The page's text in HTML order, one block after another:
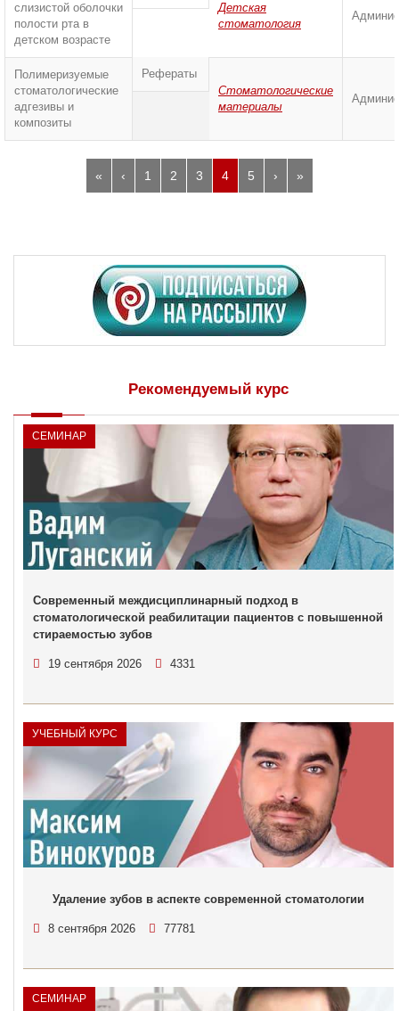
слизистой оболочки
полости рта в
детском возрасте
Детская
стоматология
Полимеризуемые
стоматологические
адгезивы и
композиты
Рефераты
Стоматологические
материалы
« ‹ 1 2 3 4 5 › »
Рекомендуемый курс
СЕМИНАР
Современный междисциплинарный подход в
стоматологической реабилитации пациентов с повышенной
стираемостью зубов
19 сентября 2026 4331
УЧЕБНЫЙ КУРС
Удаление зубов в аспекте современной стоматологии
8 сентября 2026 77781
СЕМИНАР